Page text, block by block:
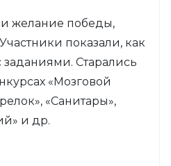
желание победы,
показали, как
заданиями. Старались
«Мозговой
«Санитары»,
и др.